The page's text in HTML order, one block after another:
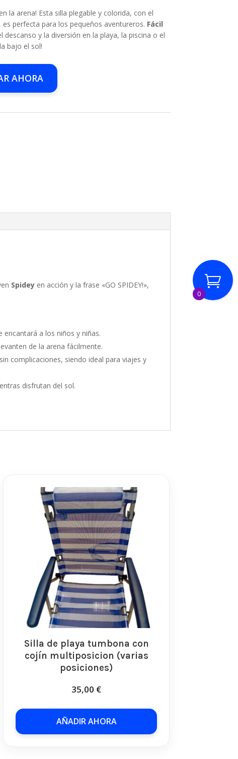
la arena! Esta silla plegable y colorida, con el
es perfecta para los pequeños aventureros. Fácil
descanso y la diversión en la playa, la piscina o el
bajo el sol!
AHORA
Spidey en acción y la frase «GO SPIDEY!»,
encantará a los niños y niñas.
de la arena fácilmente.
complicaciones, siendo ideal para viajes y
disfrutan del sol.
Silla de playa tumbona con
cojín multiposicion (varias
posiciones)
35,00 €
AÑADIR AHORA
0